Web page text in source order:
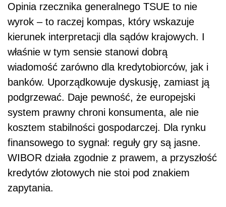
Opinia rzecznika generalnego TSUE to nie
wyrok – to raczej kompas, który wskazuje
kierunek interpretacji dla sądów krajowych. I
właśnie w tym sensie stanowi dobrą
wiadomość zarówno dla kredytobiorców, jak i
banków. Uporządkowuje dyskusję, zamiast ją
podgrzewać. Daje pewność, że europejski
system prawny chroni konsumenta, ale nie
kosztem stabilności gospodarczej. Dla rynku
finansowego to sygnał: reguły gry są jasne.
WIBOR działa zgodnie z prawem, a przyszłość
kredytów złotowych nie stoi pod znakiem
zapytania.